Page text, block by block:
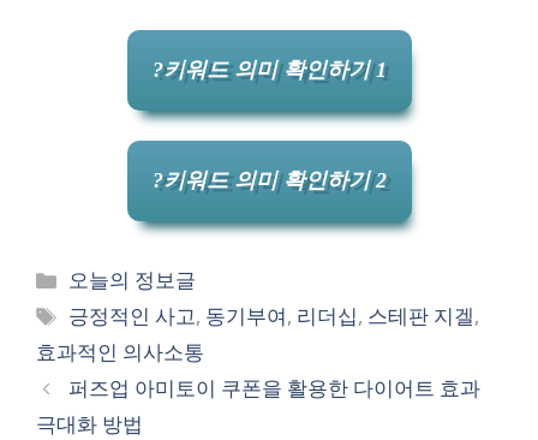
?키워드 의미 확인하기 1
?키워드 의미 확인하기 2
카
테
고
리
오늘의 정보글
태
그
긍정적인 사고, 동기부여, 리더십, 스테판 지겔,
효과적인 의사소통
퍼즈업 아미토이 쿠폰을 활용한 다이어트 효과
극대화 방법